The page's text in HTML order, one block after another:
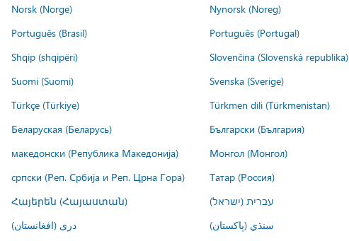
Norsk (Norge) Nynorsk (Noreg)
Português (Brasil) Português (Portugal)
Shqip (shqipëri) Slovenčina (Slovenská republika)
Suomi (Suomi) Svenska (Sverige)
Türkçe (Türkiye) Türkmen dili (Türkmenistan)
Беларуская (Беларусь) Български (България)
македонски (Република Македонија) Монгол (Монгол)
српски (Реп. Србија и Реп. Црна Гора) Татар (Россия)
Հայերեն (Հայաստան) עברית (ישראל)
درى (افغانستان) سنڌي (پاکستان)